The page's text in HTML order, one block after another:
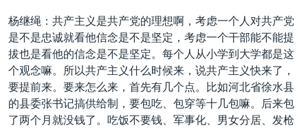
杨继绳：共产主义是共产党的理想啊，考虑一个人对共产党
是不是忠诚就看他信念是不是坚定，考虑一个干部能不能提
拔也是看他的信念是不是坚定。每个人从小学到大学都是这
个观念嘛。所以共产主义什么时候来，说共产主义快来了，
要提前来。要来怎么来，首先有几个点。比如河北省徐水县
的县委张书记搞供给制，要包吃、包穿等十几包嘛。后来包
了两个月就没钱了。吃饭不要钱、军事化、男女分居、发枪